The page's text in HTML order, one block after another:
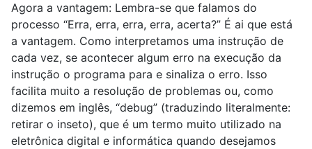
Agora a vantagem: Lembra-se que falamos do
processo “Erra, erra, erra, erra, acerta?” É ai que está
a vantagem. Como interpretamos uma instrução de
cada vez, se acontecer algum erro na execução da
instrução o programa para e sinaliza o erro. Isso
facilita muito a resolução de problemas ou, como
dizemos em inglês, “debug” (traduzindo literalmente:
retirar o inseto), que é um termo muito utilizado na
eletrônica digital e informática quando desejamos